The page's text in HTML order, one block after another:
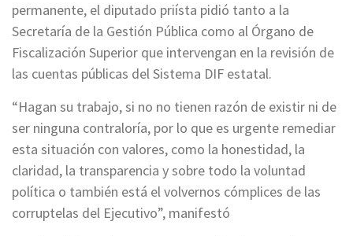
permanente, el diputado priísta pidió tanto a la
Secretaría de la Gestión Pública como al Órgano de
Fiscalización Superior que intervengan en la revisión de
las cuentas públicas del Sistema DIF estatal.
“Hagan su trabajo, si no no tienen razón de existir ni de
ser ninguna contraloría, por lo que es urgente remediar
esta situación con valores, como la honestidad, la
claridad, la transparencia y sobre todo la voluntad
política o también está el volvernos cómplices de las
corruptelas del Ejecutivo”, manifestó